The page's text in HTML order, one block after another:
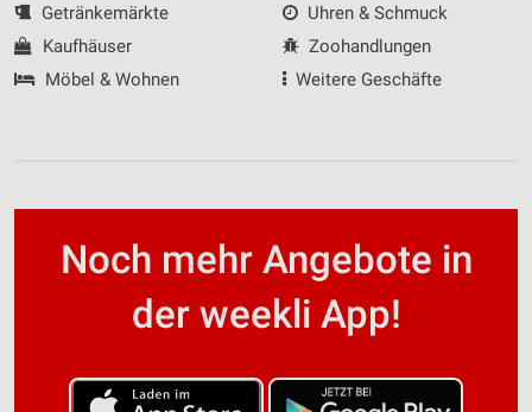
Getränkemärkte
Kaufhäuser
Möbel & Wohnen
Uhren & Schmuck
Zoohandlungen
Weitere Geschäfte
Noch mehr Angebote in
der weekli App!